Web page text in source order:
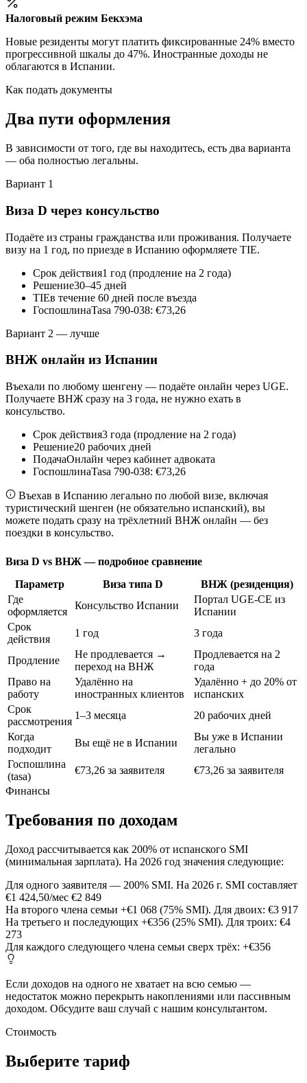
Налоговый режим Бекхэма
Новые резиденты могут платить фиксированные 24% вместо
прогрессивной шкалы до 47%. Иностранные доходы не
облагаются в Испании.
Как подать документы
Два пути оформления
В зависимости от того, где вы находитесь, есть два варианта
— оба полностью легальны.
Вариант 1
Виза D через консульство
Подаёте из страны гражданства или проживания. Получаете
визу на 1 год, по приезде в Испанию оформляете TIE.
Срок действия1 год (продление на 2 года)
Решение30–45 дней
TIEв течение 60 дней после въезда
ГоспошлинаTasa 790-038: €73,26
Вариант 2 — лучше
ВНЖ онлайн из Испании
Въехали по любому шенгену — подаёте онлайн через UGE.
Получаете ВНЖ сразу на 3 года, не нужно ехать в
консульство.
Срок действия3 года (продление на 2 года)
Решение20 рабочих дней
ПодачаОнлайн через кабинет адвоката
ГоспошлинаTasa 790-038: €73,26
Въехав в Испанию легально по любой визе, включая
туристический шенген (не обязательно испанский), вы
можете подать сразу на трёхлетний ВНЖ онлайн — без
поездки в консульство.
Виза D vs ВНЖ — подробное сравнение
Параметр
Виза типа D
ВНЖ (резиденция)
Где
оформляется
Консульство Испании
Портал UGE-CE из
Испании
Срок
действия
1 год 3 года
Продление
Не продлевается →
переход на ВНЖ
Продлевается на 2
года
Право на
работу
Удалённо на
иностранных клиентов
Удалённо + до 20% от
испанских
Срок
рассмотрения
1–3 месяца
20 рабочих дней
Когда
подходит
Вы ещё не в Испании
Вы уже в Испании
легально
Госпошлина
(tasa)
€73,26 за заявителя
€73,26 за заявителя
Финансы
Требования по доходам
Доход рассчитывается как 200% от испанского SMI
(минимальная зарплата). На 2026 год значения следующие:
Для одного заявителя — 200% SMI. На 2026 г. SMI составляет
€1 424,50/мес €2 849
На второго члена семьи +€1 068 (75% SMI). Для двоих: €3 917
На третьего и последующих +€356 (25% SMI). Для троих: €4
273
Для каждого следующего члена семьи сверх трёх: +€356
Если доходов на одного не хватает на всю семью —
недостаток можно перекрыть накоплениями или пассивным
доходом. Обсудите ваш случай с нашим консультантом.
Стоимость
Выберите тариф